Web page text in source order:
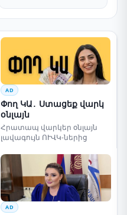
AD
Փող ԿԱ․ Ստացեք վարկ
օնլայն
Հրատապ վարկեր օնլայն
լավագույն ՈՒՎԿ-ներից
AD